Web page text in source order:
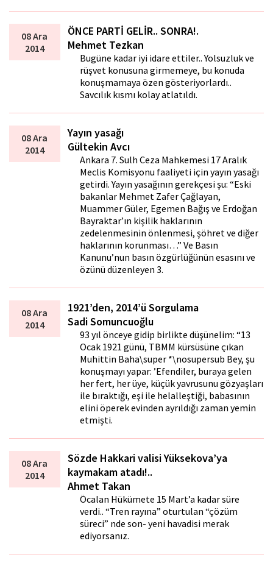
08 Ara
2014
ÖNCE PARTİ GELİR.. SONRA!.
Mehmet Tezkan
Bugüne kadar iyi idare ettiler.. Yolsuzluk ve
rüşvet konusuna girmemeye, bu konuda
konuşmamaya özen gösteriyorlardı..
Savcılık kısmı kolay atlatıldı.
08 Ara
2014
Yayın yasağı
Gültekin Avcı
Ankara 7. Sulh Ceza Mahkemesi 17 Aralık
Meclis Komisyonu faaliyeti için yayın yasağı
getirdi. Yayın yasağının gerekçesi şu: “Eski
bakanlar Mehmet Zafer Çağlayan,
Muammer Güler, Egemen Bağış ve Erdoğan
Bayraktar’ın kişilik haklarının
zedelenmesinin önlenmesi, şöhret ve diğer
haklarının korunması…” Ve Basın
Kanunu’nun basın özgürlüğünün esasını ve
özünü düzenleyen 3.
08 Ara
2014
1921’den, 2014’ü Sorgulama
Sadi Somuncuoğlu
93 yıl önceye gidip birlikte düşünelim: “13
Ocak 1921 günü, TBMM kürsüsüne çıkan
Muhittin Baha\super *\nosupersub Bey, şu
konuşmayı yapar: ’Efendiler, buraya gelen
her fert, her üye, küçük yavrusunu gözyaşları
ile bıraktığı, eşi ile helalleştiği, babasının
elini öperek evinden ayrıldığı zaman yemin
etmişti.
08 Ara
2014
Sözde Hakkari valisi Yüksekova’ya
kaymakam atadı!..
Ahmet Takan
Öcalan Hükümete 15 Mart’a kadar süre
verdi.. “Tren rayına” oturtulan “çözüm
süreci” nde son- yeni havadisi merak
ediyorsanız.